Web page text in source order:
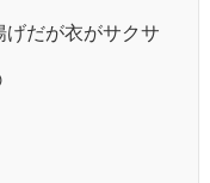
げだが衣がサクサ